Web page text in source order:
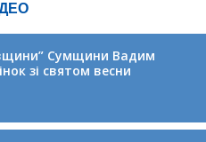
Сумщини Вадим
зі святом весни